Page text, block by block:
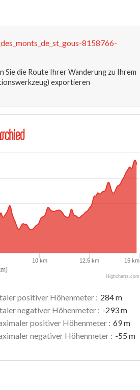
8158766-
Sie die Route Ihrer Wanderung zu Ihrem
exportieren
10 km 12.5 km 15 km
Highcharts.com
positiver Höhenmeter : 284 m
negativer Höhenmeter : -293 m
positiver Höhenmeter : 69 m
negativer Höhenmeter : -55 m